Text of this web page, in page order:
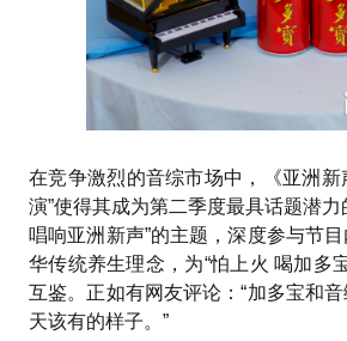
在竞争激烈的音综市场中，《亚洲
演”使得其成为第二季度最具话题潜
唱响亚洲新声”的主题，深度参与节
华传统养生理念，为“怕上火 喝加多
互鉴。正如有网友评论：“加多宝和
天该有的样子。”